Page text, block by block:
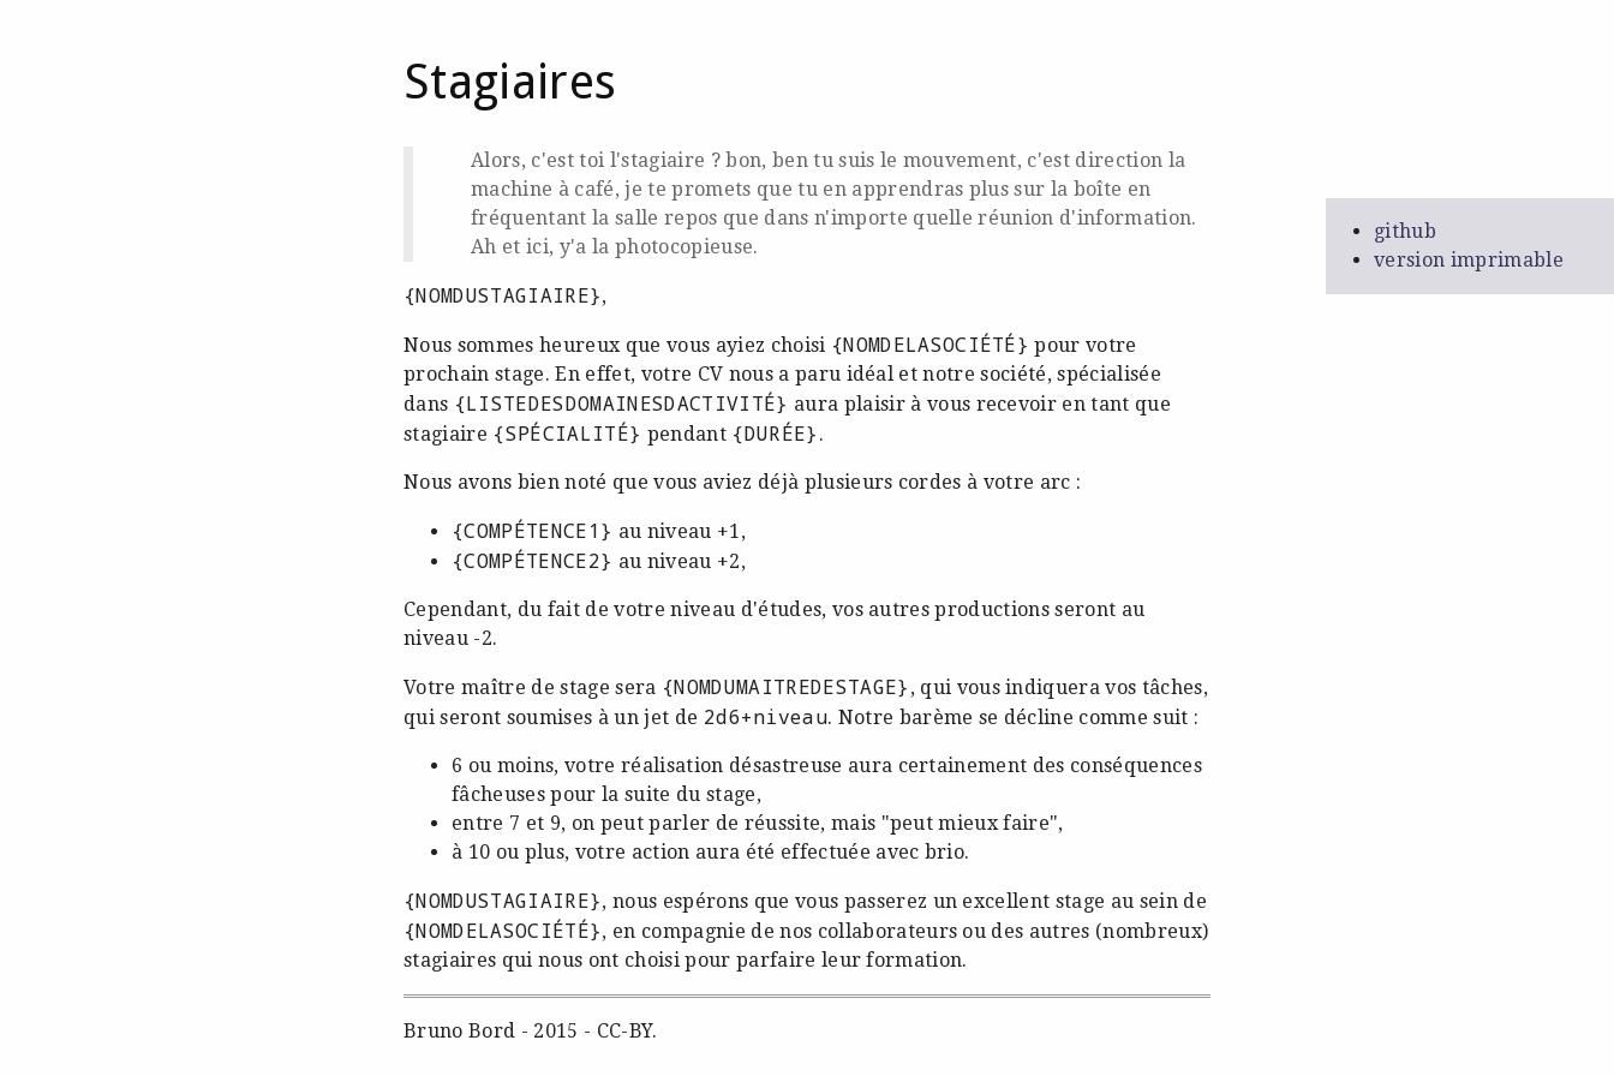
github
version imprimable
Stagiaires
Alors, c'est toi l'stagiaire ? bon, ben tu suis le mouvement, c'est direction la
machine à café, je te promets que tu en apprendras plus sur la boîte en
fréquentant la salle repos que dans n'importe quelle réunion d'information.
Ah et ici, y'a la photocopieuse.
{NOMDUSTAGIAIRE},
Nous sommes heureux que vous ayiez choisi {NOMDELASOCIÉTÉ} pour votre
prochain stage. En effet, votre CV nous a paru idéal et notre société, spécialisée
dans {LISTEDESDOMAINESDACTIVITÉ} aura plaisir à vous recevoir en tant que
stagiaire {SPÉCIALITÉ} pendant {DURÉE} .
Nous avons bien noté que vous aviez déjà plusieurs cordes à votre arc :
{COMPÉTENCE1} au niveau +1,
{COMPÉTENCE2} au niveau +2,
Cependant, du fait de votre niveau d'études, vos autres productions seront au
niveau -2.
Votre maître de stage sera {NOMDUMAITREDESTAGE} , qui vous indiquera vos tâches,
qui seront soumises à un jet de 2d6+niveau. Notre barème se décline comme suit :
6 ou moins, votre réalisation désastreuse aura certainement des conséquences
fâcheuses pour la suite du stage,
entre 7 et 9, on peut parler de réussite, mais "peut mieux faire",
à 10 ou plus, votre action aura été effectuée avec brio.
{NOMDUSTAGIAIRE}, nous espérons que vous passerez un excellent stage au sein de
{NOMDELASOCIÉTÉ}, en compagnie de nos collaborateurs ou des autres (nombreux)
stagiaires qui nous ont choisi pour parfaire leur formation.
Bruno Bord - 2015 - CC-BY.